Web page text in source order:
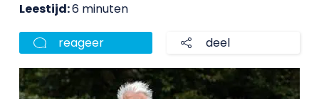
Leestijd:6 minuten
reageer deel